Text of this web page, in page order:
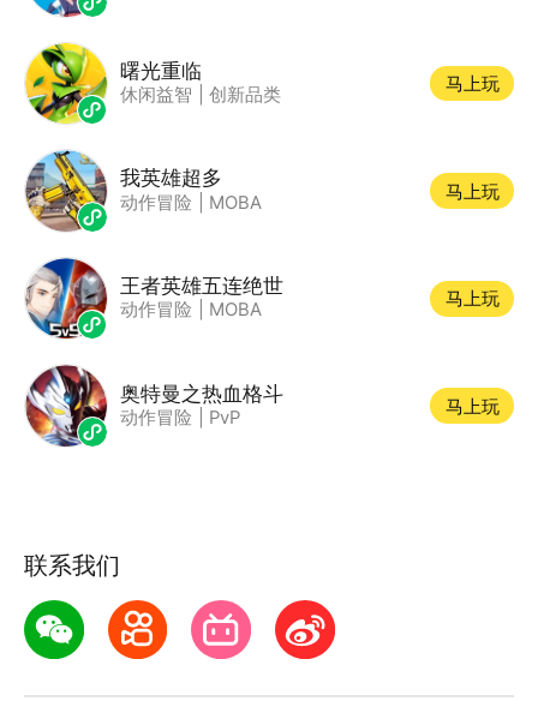
曙光重临
休闲益智 创新品类
马上玩
我英雄超多
动作冒险 MOBA
马上玩
王者英雄五连绝世
动作冒险 MOBA
马上玩
奥特曼之热血格斗
动作冒险 PvP
马上玩
联系我们